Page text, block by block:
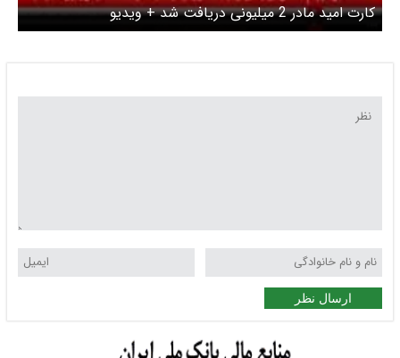
کارت امید مادر 2 میلیونی دریافت شد + ویدیو
ارسال نظر